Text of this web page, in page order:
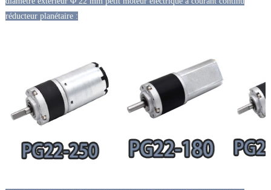
réducteur planétaire :